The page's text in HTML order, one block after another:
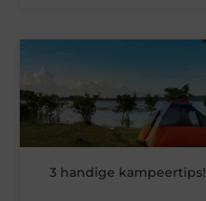
3 handige kampeertips!